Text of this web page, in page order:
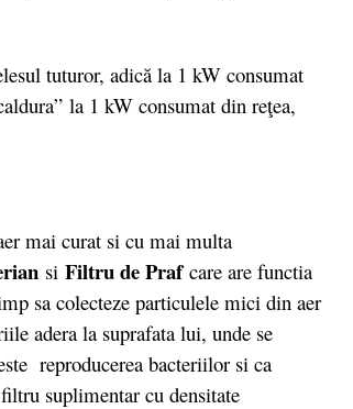
tuturor, adică la 1 kW consumat
la 1 kW consumat din reţea,
mai curat si cu mai multa
si Filtru de Prafcare are functia
sa colecteze particulele mici din aer
adera la suprafata lui, unde se
reproducerea bacteriilor si ca
suplimentar cu densitate